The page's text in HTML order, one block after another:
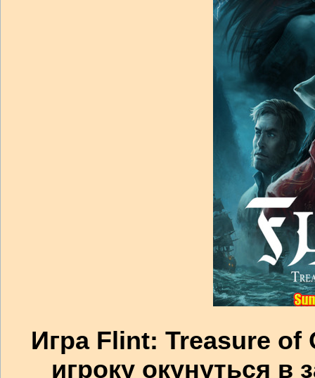
Игра Flint: Treasure
игроку окунуться